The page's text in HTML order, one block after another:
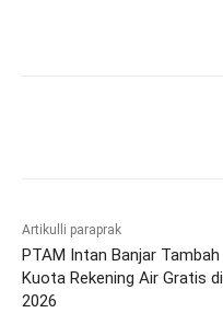
Artikulli paraprak
PTAM Intan Banjar Tambah
Kuota Rekening Air Gratis di
2026